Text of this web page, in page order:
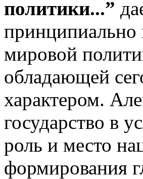
политики...”
принципиально
мировой
обладающей
характером.
государство в
роль и место
формирования